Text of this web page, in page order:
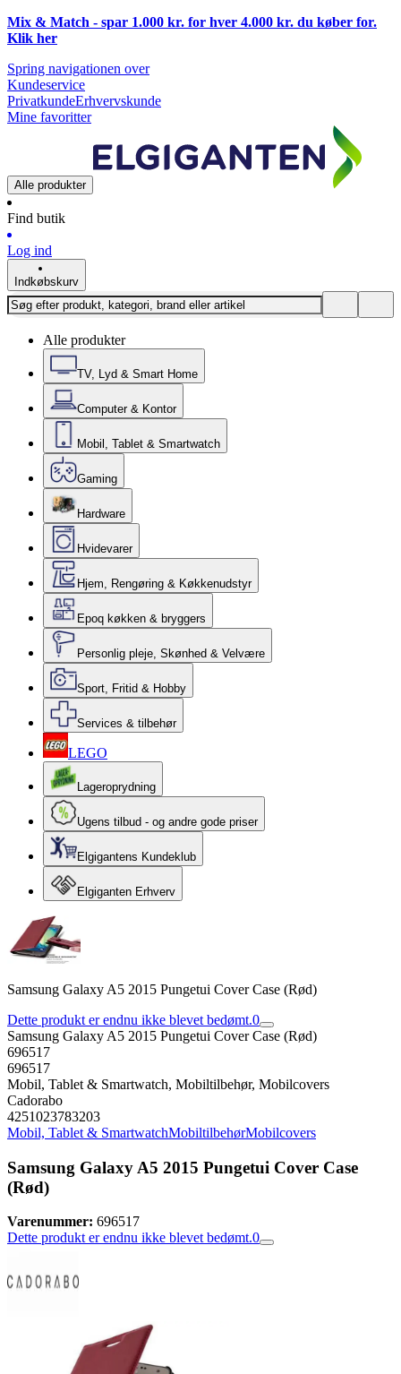
Mix & Match - spar 1.000 kr. for hver 4.000 kr. du køber for.
Klik her
Spring navigationen over
Kundeservice
PrivatkundeErhvervskunde
Mine favoritter
Alle produkter
Find butik
Log ind
Indkøbskurv
Alle produkter
TV, Lyd & Smart Home
Computer & Kontor
Mobil, Tablet & Smartwatch
Gaming
Hardware
Hvidevarer
Hjem, Rengøring & Køkkenudstyr
Epoq køkken & bryggers
Personlig pleje, Skønhed & Velvære
Sport, Fritid & Hobby
Services & tilbehør
LEGO
Lageroprydning
Ugens tilbud - og andre gode priser
Elgigantens Kundeklub
Elgiganten Erhverv
Samsung Galaxy A5 2015 Pungetui Cover Case (Rød)
Dette produkt er endnu ikke blevet bedømt.0
Samsung Galaxy A5 2015 Pungetui Cover Case (Rød)
696517
696517
Mobil, Tablet & Smartwatch, Mobiltilbehør, Mobilcovers
Cadorabo
4251023783203
Mobil, Tablet & SmartwatchMobiltilbehørMobilcovers
Samsung Galaxy A5 2015 Pungetui Cover Case
(Rød)
Varenummer: 696517
Dette produkt er endnu ikke blevet bedømt.0